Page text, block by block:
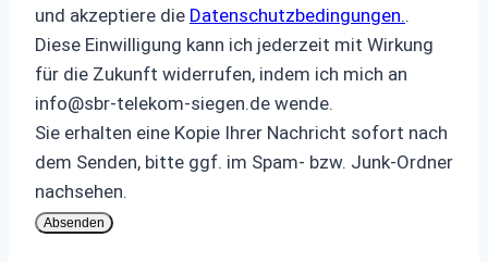
und akzeptiere die Datenschutzbedingungen..
Diese Einwilligung kann ich jederzeit mit Wirkung
für die Zukunft widerrufen, indem ich mich an
info@sbr-telekom-siegen.de wende.
Sie erhalten eine Kopie Ihrer Nachricht sofort nach
dem Senden, bitte ggf. im Spam- bzw. Junk-Ordner
nachsehen.
Absenden